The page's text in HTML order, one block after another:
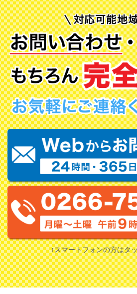
↑スマートフォンの方はタ